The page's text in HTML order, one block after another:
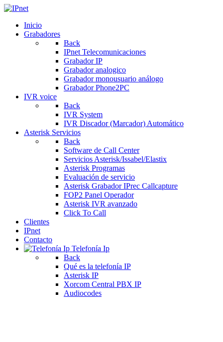
Inicio
Grabadores
Back
IPnet Telecomunicaciones
Grabador IP
Grabador analogico
Grabador monousuario análogo
Grabador Phone2PC
IVR voice
Back
IVR System
IVR Discador (Marcador) Automático
Asterisk Servicios
Back
Software de Call Center
Servicios Asterisk/Issabel/Elastix
Asterisk Programas
Evaluación de servicio
Asterisk Grabador IPrec Callcapture
FOP2 Panel Operador
Asterisk IVR avanzado
Click To Call
Clientes
IPnet
Contacto
Telefonía Ip
Back
Qué es la telefonía IP
Asterisk IP
Xorcom Central PBX IP
Audiocodes